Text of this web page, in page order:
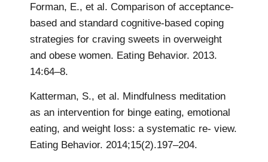
Forman, E., et al. Comparison of acceptance-
based and standard cognitive-based coping
strategies for craving sweets in overweight
and obese women. Eating Behavior. 2013.
14:64–8.
Katterman, S., et al. Mindfulness meditation
as an intervention for binge eating, emotional
eating, and weight loss: a systematic re- view.
Eating Behavior. 2014;15(2).197–204.